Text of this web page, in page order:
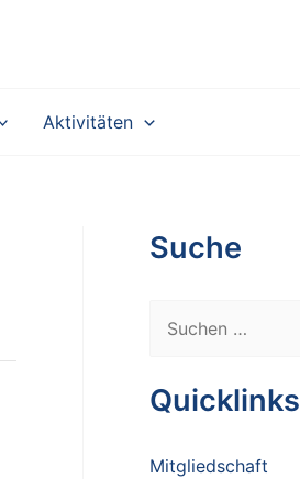
Aktivitäten
Suche
c
e
Quicklinks
Mitgliedschaft